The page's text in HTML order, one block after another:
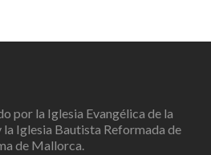
por la Iglesia Evangélica de la
la Iglesia Bautista Reformada de
de Mallorca.